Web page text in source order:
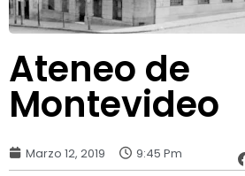
Ateneo de
Montevideo
Marzo 12, 2019 9:45 Pm